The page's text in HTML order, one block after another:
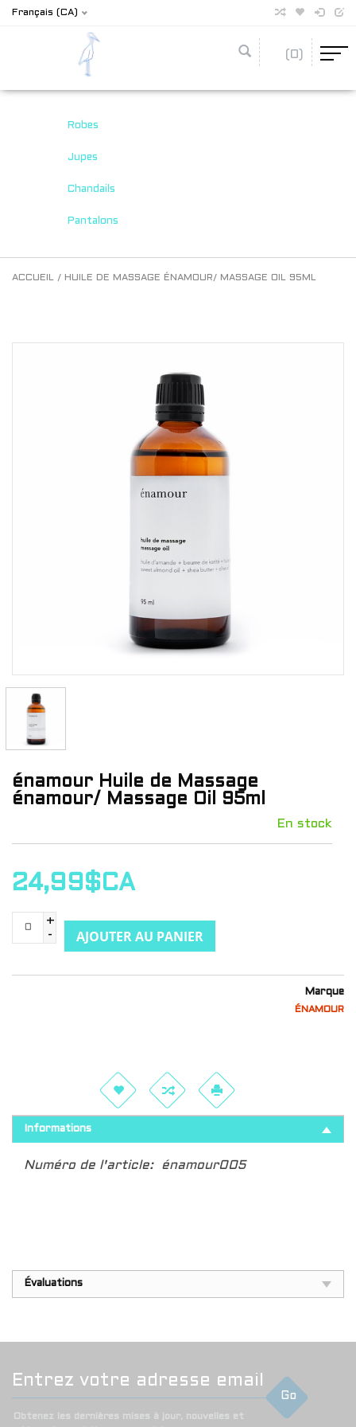
Français (CA)
(0)
Robes
Jupes
Chandails
Pantalons
ACCUEIL / HUILE DE MASSAGE ÉNAMOUR/ MASSAGE OIL 95ML
énamour Huile de Massage
énamour/ Massage Oil 95ml
En stock
24,99$CA
+
-
AJOUTER AU PANIER
Marque
ÉNAMOUR
Informations
Numéro de l'article: énamour005
Évaluations
Go
Obtenez les dernières mises à jour, nouvelles et